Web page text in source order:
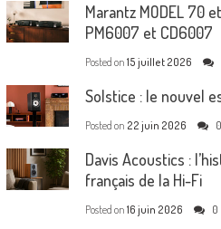
Marantz MODEL 70
PM6007 et CD6007
Posted on 15 juillet 2026
Solstice : le nouvel
Posted on 22 juin 2026 0
Davis Acoustics :
français de la Hi-Fi
Posted on 16 juin 2026 0